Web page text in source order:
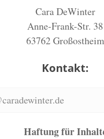
Cara DeWinter
Anne-Frank-Str. 38
63762 Großostheim
Kontakt:
Haftung für